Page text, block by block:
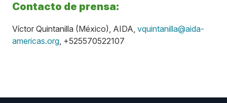
Contacto de prensa:
Víctor Quintanilla (México), AIDA, vquintanilla@aida-
americas.org, +525570522107